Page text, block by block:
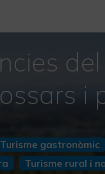
i
Turisme gastronòmic
Turisme rural i